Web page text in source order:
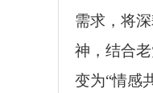
需求，将
神，结合
变为“情感